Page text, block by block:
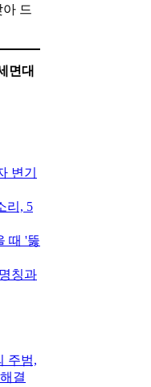
드
면대
변기
리, 5
때 '뚫
칭과
주범,
결